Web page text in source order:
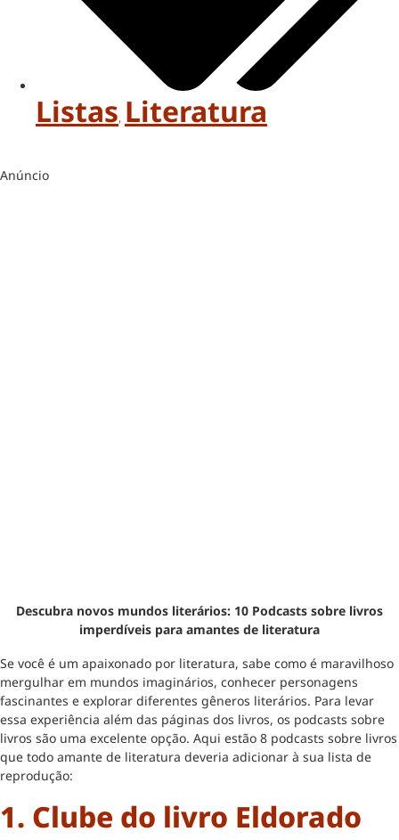
Listas, Literatura
Anúncio
Descubra novos mundos literários: 10 Podcasts sobre livros
imperdíveis para amantes de literatura
Se você é um apaixonado por literatura, sabe como é maravilhoso
mergulhar em mundos imaginários, conhecer personagens
fascinantes e explorar diferentes gêneros literários. Para levar
essa experiência além das páginas dos livros, os podcasts sobre
livros são uma excelente opção. Aqui estão 8 podcasts sobre livros
que todo amante de literatura deveria adicionar à sua lista de
reprodução:
1. Clube do livro Eldorado